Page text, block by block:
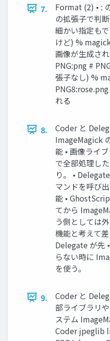
7.
Format (2) • :
の拡張子で判
細かい指定も
けど) %
画像が生成さ
PNG:png #
張子なし) %
れる
8.
Coder と
ImageMagick
能 • 画像ライ
で全部処理し
り。 •
マンドを呼び
能 •
てから
う側としては
機能と考えて
Delegate が先
らない時に
を使う。
9.
Coder と
部ライブラリ
ステム
Coder jpeglib